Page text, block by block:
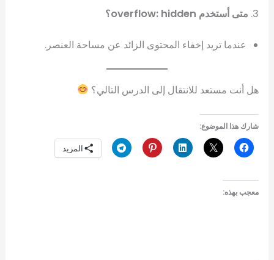
3. متى أستخدم overflow: hidden؟
عندما تريد إخفاء المحتوى الزائد عن مساحة العنصر.
هل أنت مستعد للانتقال إلى الدرس التالي؟
شارك هذا الموضوع:
المزيد
معجب بهذه: